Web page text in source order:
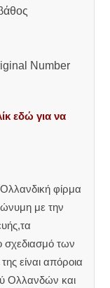
Number
εδώ για να
φίρμα
με την
σχεδιασμό των
είναι απόροια
Ολλανδών και